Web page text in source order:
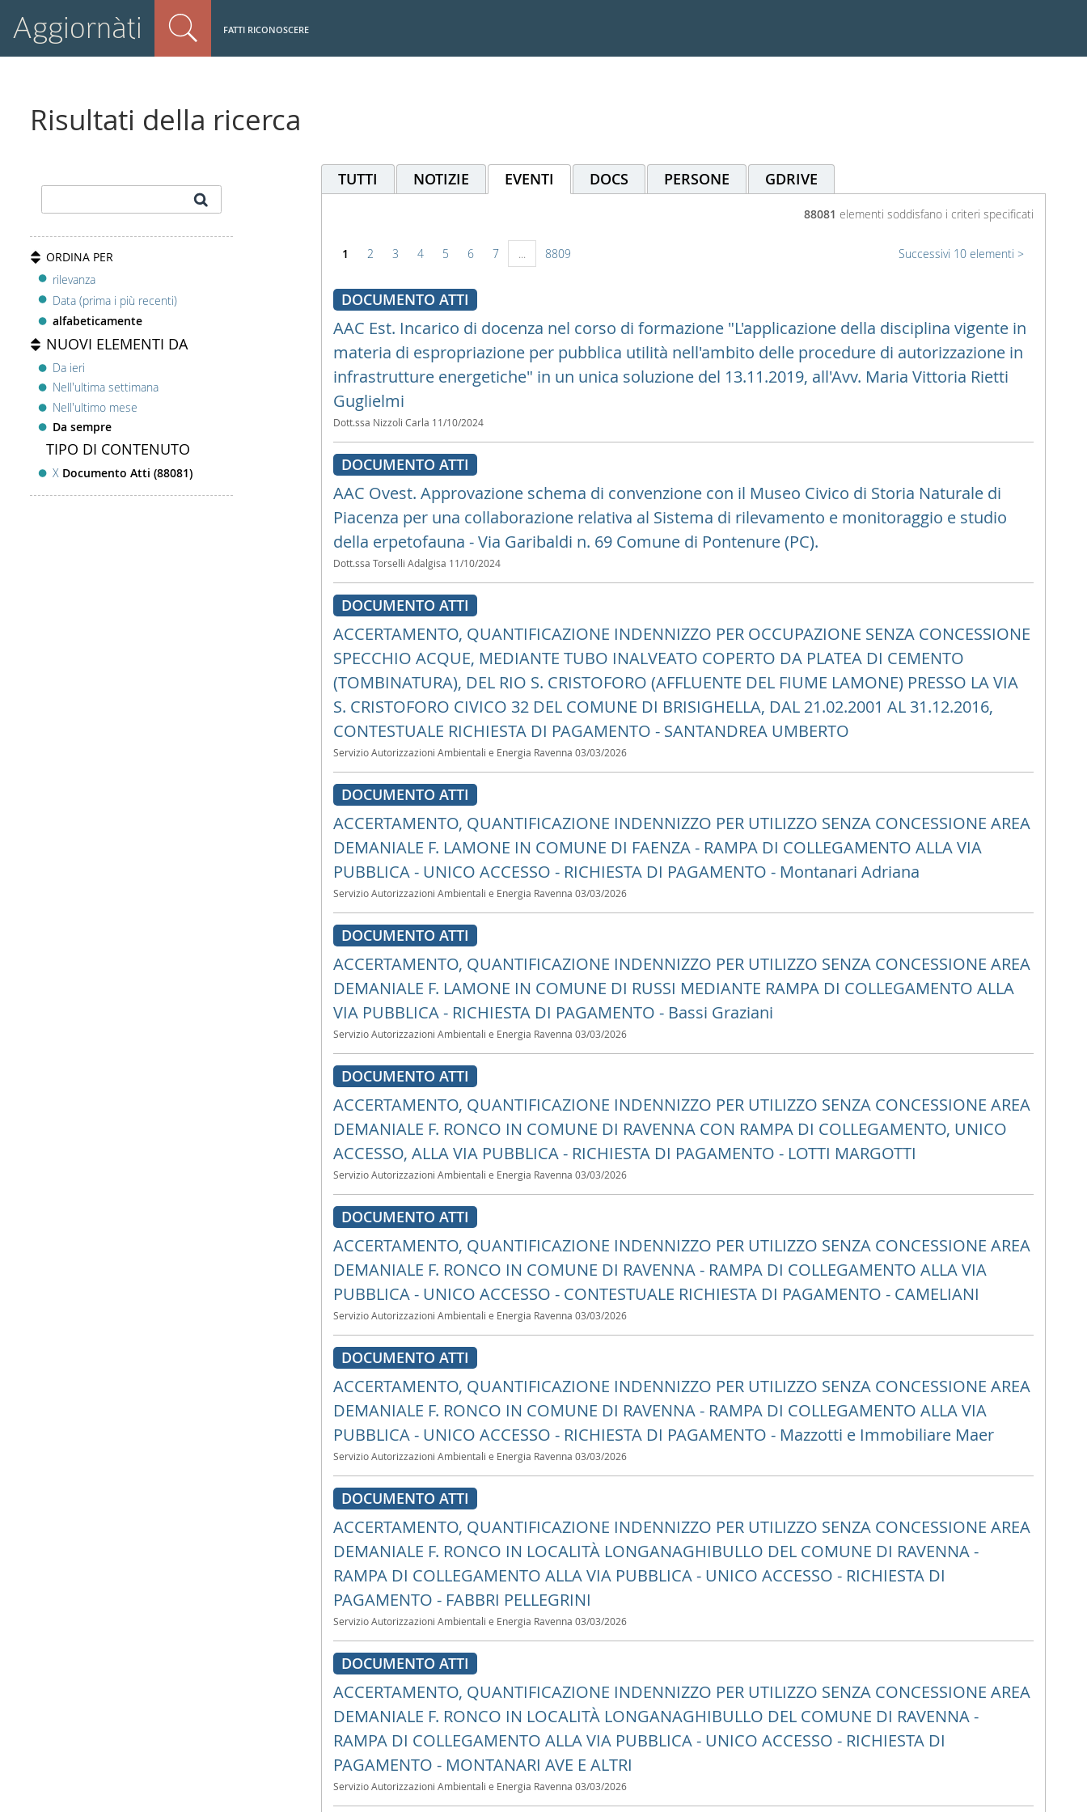
Aggiornàti FATTI RICONOSCERE
Risultati della ricerca
ORDINA PER
rilevanza
Data (prima i più recenti)
alfabeticamente
NUOVI ELEMENTI DA
Da ieri
Nell'ultima settimana
Nell'ultimo mese
Da sempre
TIPO DI CONTENUTO
X Documento Atti (88081)
TUTTI NOTIZIE EVENTI DOCS PERSONE GDRIVE
88081 elementi soddisfano i criteri specificati
1 2 3 4 5 6 7 ... 8809 Successivi 10 elementi
DOCUMENTO ATTI
AAC Est. Incarico di docenza nel corso di formazione "L'applicazione della disciplina vigente in
materia di espropriazione per pubblica utilità nell'ambito delle procedure di autorizzazione in
infrastrutture energetiche" in un unica soluzione del 13.11.2019, all'Avv. Maria Vittoria Rietti
Guglielmi
Dott.ssa Nizzoli Carla 11/10/2024
DOCUMENTO ATTI
AAC Ovest. Approvazione schema di convenzione con il Museo Civico di Storia Naturale di
Piacenza per una collaborazione relativa al Sistema di rilevamento e monitoraggio e studio
della erpetofauna - Via Garibaldi n. 69 Comune di Pontenure (PC).
Dott.ssa Torselli Adalgisa 11/10/2024
DOCUMENTO ATTI
ACCERTAMENTO, QUANTIFICAZIONE INDENNIZZO PER OCCUPAZIONE SENZA CONCESSIONE
SPECCHIO ACQUE, MEDIANTE TUBO INALVEATO COPERTO DA PLATEA DI CEMENTO
(TOMBINATURA), DEL RIO S. CRISTOFORO (AFFLUENTE DEL FIUME LAMONE) PRESSO LA VIA
S. CRISTOFORO CIVICO 32 DEL COMUNE DI BRISIGHELLA, DAL 21.02.2001 AL 31.12.2016,
CONTESTUALE RICHIESTA DI PAGAMENTO - SANTANDREA UMBERTO
Servizio Autorizzazioni Ambientali e Energia Ravenna 03/03/2026
DOCUMENTO ATTI
ACCERTAMENTO, QUANTIFICAZIONE INDENNIZZO PER UTILIZZO SENZA CONCESSIONE AREA
DEMANIALE F. LAMONE IN COMUNE DI FAENZA - RAMPA DI COLLEGAMENTO ALLA VIA
PUBBLICA - UNICO ACCESSO - RICHIESTA DI PAGAMENTO - Montanari Adriana
Servizio Autorizzazioni Ambientali e Energia Ravenna 03/03/2026
DOCUMENTO ATTI
ACCERTAMENTO, QUANTIFICAZIONE INDENNIZZO PER UTILIZZO SENZA CONCESSIONE AREA
DEMANIALE F. LAMONE IN COMUNE DI RUSSI MEDIANTE RAMPA DI COLLEGAMENTO ALLA
VIA PUBBLICA - RICHIESTA DI PAGAMENTO - Bassi Graziani
Servizio Autorizzazioni Ambientali e Energia Ravenna 03/03/2026
DOCUMENTO ATTI
ACCERTAMENTO, QUANTIFICAZIONE INDENNIZZO PER UTILIZZO SENZA CONCESSIONE AREA
DEMANIALE F. RONCO IN COMUNE DI RAVENNA CON RAMPA DI COLLEGAMENTO, UNICO
ACCESSO, ALLA VIA PUBBLICA - RICHIESTA DI PAGAMENTO - LOTTI MARGOTTI
Servizio Autorizzazioni Ambientali e Energia Ravenna 03/03/2026
DOCUMENTO ATTI
ACCERTAMENTO, QUANTIFICAZIONE INDENNIZZO PER UTILIZZO SENZA CONCESSIONE AREA
DEMANIALE F. RONCO IN COMUNE DI RAVENNA - RAMPA DI COLLEGAMENTO ALLA VIA
PUBBLICA - UNICO ACCESSO - CONTESTUALE RICHIESTA DI PAGAMENTO - CAMELIANI
Servizio Autorizzazioni Ambientali e Energia Ravenna 03/03/2026
DOCUMENTO ATTI
ACCERTAMENTO, QUANTIFICAZIONE INDENNIZZO PER UTILIZZO SENZA CONCESSIONE AREA
DEMANIALE F. RONCO IN COMUNE DI RAVENNA - RAMPA DI COLLEGAMENTO ALLA VIA
PUBBLICA - UNICO ACCESSO - RICHIESTA DI PAGAMENTO - Mazzotti e Immobiliare Maer
Servizio Autorizzazioni Ambientali e Energia Ravenna 03/03/2026
DOCUMENTO ATTI
ACCERTAMENTO, QUANTIFICAZIONE INDENNIZZO PER UTILIZZO SENZA CONCESSIONE AREA
DEMANIALE F. RONCO IN LOCALITÀ LONGANAGHIBULLO DEL COMUNE DI RAVENNA -
RAMPA DI COLLEGAMENTO ALLA VIA PUBBLICA - UNICO ACCESSO - RICHIESTA DI
PAGAMENTO - FABBRI PELLEGRINI
Servizio Autorizzazioni Ambientali e Energia Ravenna 03/03/2026
DOCUMENTO ATTI
ACCERTAMENTO, QUANTIFICAZIONE INDENNIZZO PER UTILIZZO SENZA CONCESSIONE AREA
DEMANIALE F. RONCO IN LOCALITÀ LONGANAGHIBULLO DEL COMUNE DI RAVENNA -
RAMPA DI COLLEGAMENTO ALLA VIA PUBBLICA - UNICO ACCESSO - RICHIESTA DI
PAGAMENTO - MONTANARI AVE E ALTRI
Servizio Autorizzazioni Ambientali e Energia Ravenna 03/03/2026